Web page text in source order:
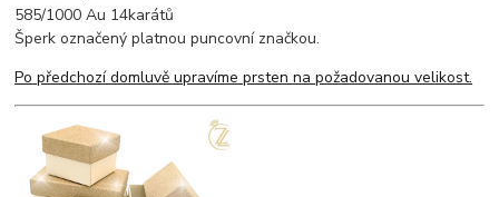
585/1000 Au 14karátů
Šperk označený platnou puncovní značkou.
Po předchozí domluvě upravíme prsten na požadovanou velikost.